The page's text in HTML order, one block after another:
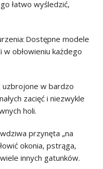
łatwo wyśledzić,
Dostępne modele
w obłowieniu każdego
uzbrojone w bardzo
zacięć i niezwykle
holi.
przynęta „na
okonia, pstrąga,
innych gatunków.